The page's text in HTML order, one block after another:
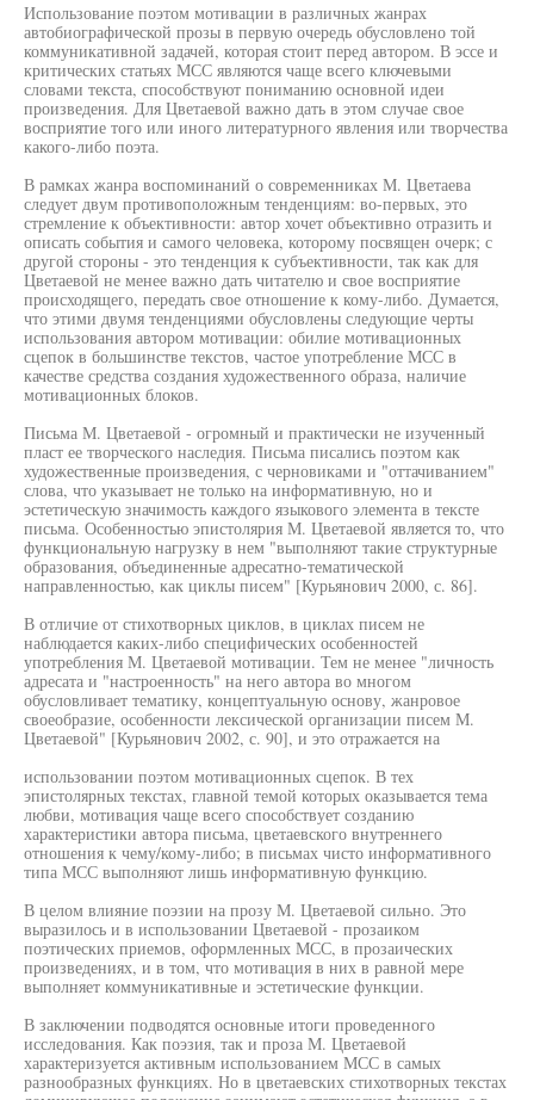
Использование поэтом мотивации в различных жанрах
автобиографической прозы в первую очередь обусловлено той
коммуникативной задачей, которая стоит перед автором. В эссе и
критических статьях МСС являются чаще всего ключевыми
словами текста, способствуют пониманию основной идеи
произведения. Для Цветаевой важно дать в этом случае свое
восприятие того или иного литературного явления или творчества
какого-либо поэта.
В рамках жанра воспоминаний о современниках М. Цветаева
следует двум противоположным тенденциям: во-первых, это
стремление к объективности: автор хочет объективно отразить и
описать события и самого человека, которому посвящен очерк; с
другой стороны - это тенденция к субъективности, так как для
Цветаевой не менее важно дать читателю и свое восприятие
происходящего, передать свое отношение к кому-либо. Думается,
что этими двумя тенденциями обусловлены следующие черты
использования автором мотивации: обилие мотивационных
сцепок в большинстве текстов, частое употребление МСС в
качестве средства создания художественного образа, наличие
мотивационных блоков.
Письма М. Цветаевой - огромный и практически не изученный
пласт ее творческого наследия. Письма писались поэтом как
художественные произведения, с черновиками и "оттачиванием"
слова, что указывает не только на информативную, но и
эстетическую значимость каждого языкового элемента в тексте
письма. Особенностью эпистолярия М. Цветаевой является то, что
функциональную нагрузку в нем "выполняют такие структурные
образования, объединенные адресатно-тематической
направленностью, как циклы писем" [Курьянович 2000, с. 86].
В отличие от стихотворных циклов, в циклах писем не
наблюдается каких-либо специфических особенностей
употребления М. Цветаевой мотивации. Тем не менее "личность
адресата и "настроенность" на него автора во многом
обусловливает тематику, концептуальную основу, жанровое
своеобразие, особенности лексической организации писем М.
Цветаевой" [Курьянович 2002, с. 90], и это отражается на
использовании поэтом мотивационных сцепок. В тех
эпистолярных текстах, главной темой которых оказывается тема
любви, мотивация чаще всего способствует созданию
характеристики автора письма, цветаевского внутреннего
отношения к чему/кому-либо; в письмах чисто информативного
типа МСС выполняют лишь информативную функцию.
В целом влияние поэзии на прозу М. Цветаевой сильно. Это
выразилось и в использовании Цветаевой - прозаиком
поэтических приемов, оформленных МСС, в прозаических
произведениях, и в том, что мотивация в них в равной мере
выполняет коммуникативные и эстетические функции.
В заключении подводятся основные итоги проведенного
исследования. Как поэзия, так и проза М. Цветаевой
характеризуется активным использованием МСС в самых
разнообразных функциях. Но в цветаевских стихотворных текстах